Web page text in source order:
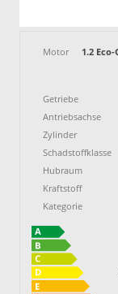
Motor
1.2
Getriebe
Antriebsachse
Zylinder
Schadstoffklasse
Hubraum
Kraftstoff
Kategorie